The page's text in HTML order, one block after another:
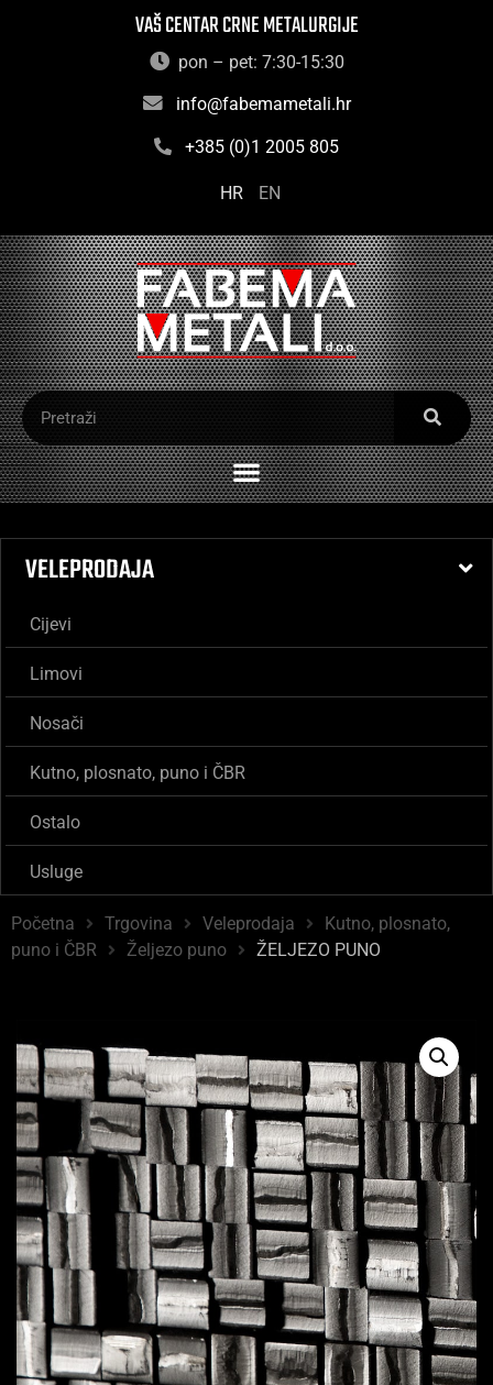
VAŠ CENTAR CRNE METALURGIJE
pon – pet: 7:30-15:30
info@fabemametali.hr
+385 (0)1 2005 805
HR EN
VELEPRODAJA
Cijevi
Limovi
Nosači
Kutno, plosnato, puno i ČBR
Ostalo
Usluge
Početna Trgovina Veleprodaja
Kutno, plosnato,
puno i ČBR
Željezo puno ŽELJEZO PUNO